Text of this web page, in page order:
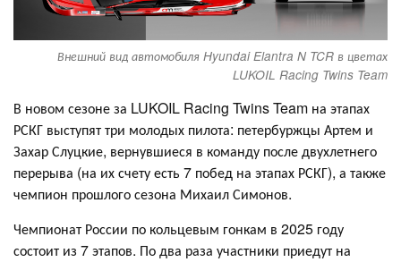
Внешний вид автомобиля Hyundai Elantra N TCR в цветах
LUKOIL Racing Twins Team
В новом сезоне за LUKOIL Racing Twins Team на этапах
РСКГ выступят три молодых пилота: петербуржцы Артем и
Захар Слуцкие, вернувшиеся в команду после двухлетнего
перерыва (на их счету есть 7 побед на этапах РСКГ), а также
чемпион прошлого сезона Михаил Симонов.
Чемпионат России по кольцевым гонкам в 2025 году
состоит из 7 этапов. По два раза участники приедут на